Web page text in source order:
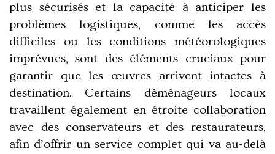
plus sécurisés et la capacité à anticiper les
problèmes logistiques, comme les accès
difficiles ou les conditions météorologiques
imprévues, sont des éléments cruciaux pour
garantir que les œuvres arrivent intactes à
destination. Certains déménageurs locaux
travaillent également en étroite collaboration
avec des conservateurs et des restaurateurs,
afin d’offrir un service complet qui va au-delà